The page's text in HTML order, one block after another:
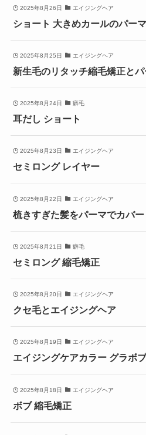
2025年8月26日 エイジングヘア
ショート 大きめカールのパーマ
2025年8月25日 エイジングヘア
新生毛のリタッチ縮毛矯正と
2025年8月24日 癖毛
耳だし ショート
2025年8月23日 エイジングヘア
セミロング レイヤー
2025年8月22日 エイジングヘア
梳きすぎた髪をパーマでカバー
2025年8月21日 癖毛
セミロング 縮毛矯正
2025年8月20日 エイジングヘア
クセ毛とエイジングヘア
2025年8月19日 エイジングヘア
エイジングケアカラー グラボブ
2025年8月18日 エイジングヘア
ボブ 縮毛矯正